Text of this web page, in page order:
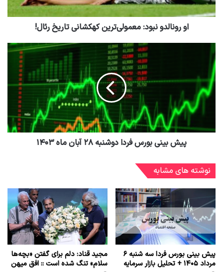
او رونالدو نبود: معمولی‌ترین کهکشانی تاریخ رئال!
پیش بینی بورس فردا دوشنبه ۲۸ آبان ماه ۱۴۰۳
نوشته های مشابه
پیش بینی بورس فردا سه شنبه ۶
مرداد ۱۴۰۵ + تحلیل بازار سرمایه
مجید قناد: دلم برای گفتن «بچه‌ها
سلام» تنگ شده است :: افق میهن